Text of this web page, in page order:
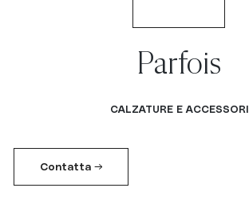
Parfois
CALZATURE E ACCESSORI
Contatta →